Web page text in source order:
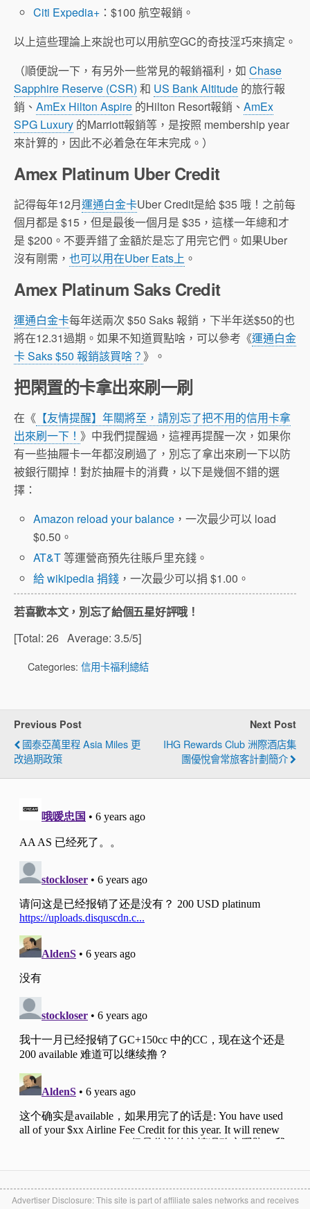
Citi Expedia+ ：$100 航空報銷。
以上這些理論上來說也可以用航空GC的奇技淫巧來搞定。
（順便說一下，有另外一些常見的報銷福利，如 Chase
Sapphire Reserve (CSR) 和 US Bank Altitude 的旅行報
銷、 AmEx Hilton Aspire 的Hilton Resort報銷、 AmEx
SPG Luxury 的Marriott報銷等，是按照 membership year
來計算的，因此不必着急在年末完成。）
Amex Platinum Uber Credit
記得每年12月運通白金卡Uber Credit是給 $35 哦！之前每
個月都是 $15，但是最後一個月是 $35，這樣一年總和才
是 $200。不要弄錯了金額於是忘了用完它們。如果Uber
沒有剛需， 也可以用在Uber Eats上 。
Amex Platinum Saks Credit
運通白金卡每年送兩次 $50 Saks 報銷，下半年送$50的也
將在12.31過期。如果不知道買點啥，可以參考《運通白金
卡 Saks $50 報銷該買啥？》。
把閑置的卡拿出來刷一刷
在《 【友情提醒】年關將至，請別忘了把不用的信用卡拿
出來刷一下！ 》中我們提醒過，這裡再提醒一次，如果你
有一些抽屜卡一年都沒刷過了，別忘了拿出來刷一下以防
被銀行關掉！對於抽屜卡的消費，以下是幾個不錯的選
擇：
Amazon reload your balance ，一次最少可以 load
$0.50。
AT&T 等運營商預先往賬戶里充錢。
給 wikipedia 捐錢 ，一次最少可以捐 $1.00。
若喜歡本文，別忘了給個五星好評哦！
[Total: 26 Average: 3.5/5]
Categories: 信用卡福利總結
Previous Post
國泰亞萬里程 Asia Miles 更
改過期政策
Next Post
IHG Rewards Club 洲際酒店集
團優悅會常旅客計劃簡介
Advertiser Disclosure: This site is part of affiliate sales networks and receives